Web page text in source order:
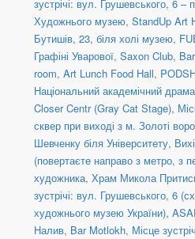
зустрічі: вул. Грушевського, 6
Художнього музею, StandUp Art
Бутишів, 23, біля холі музею,
Графіні Уварової, Saxon Club,
room, Art Lunch Food Hall,
Національний академічний
Closer Centr (Gray Cat Stage),
сквер при виході з м. Золоті
Шевченку біля Університету,
(повертаєте направо з метро, з
художника, Храм Микола
зустрічі: вул. Грушевського, 6
художнього музею України),
Налив, Bar Motlokh, Місце